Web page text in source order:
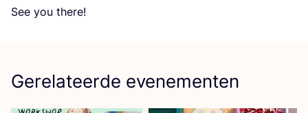
See you there!
Gerelateerde evenementen